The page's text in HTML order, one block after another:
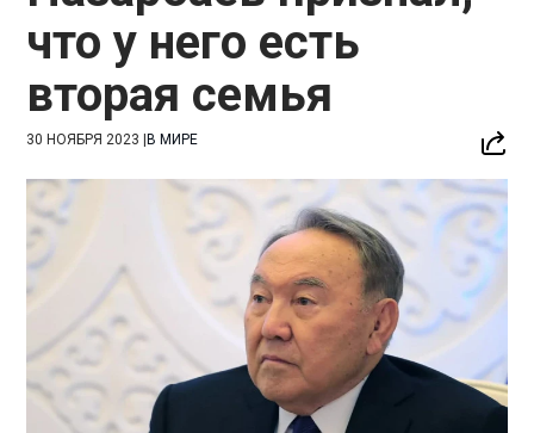
что у него есть
вторая семья
30 НОЯБРЯ 2023 |В МИРЕ